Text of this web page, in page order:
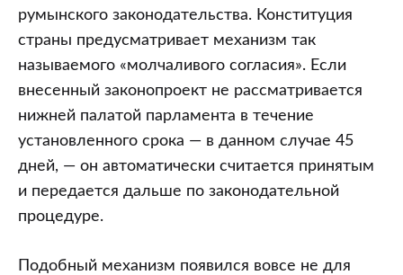
румынского законодательства. Конституция
страны предусматривает механизм так
называемого «молчаливого согласия». Если
внесенный законопроект не рассматривается
нижней палатой парламента в течение
установленного срока — в данном случае 45
дней, — он автоматически считается принятым
и передается дальше по законодательной
процедуре.
Подобный механизм появился вовсе не для